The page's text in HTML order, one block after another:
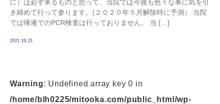
に）は必ず来るものと思って、当院では今後も色々な事に気を引
き締めて行って参ります。(２０２０年５月解除時に予測） 当院
では唾液でのPCR検査は行っておりません。 当 […]
2021.10.23
Warning: Undefined array key 0 in
/home/blh0225/mitooka.com/public_html/wp-